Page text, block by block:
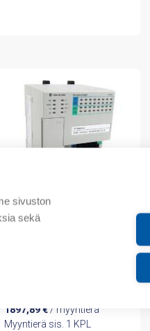
sivuston
sekä
1897,89€/ myyntierä
Myyntierä sis. 1 KPL